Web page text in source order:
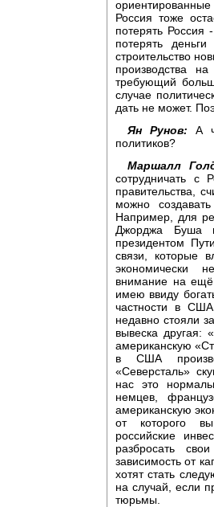
Россия тоже
потерять Россия
потерять
строительство
производства
требующий
случае
дать не может.
Ян Рунов: А
политиков?
Маршалл
сотрудничать с
правительства,
можно
Например, для
Джорджа Буша
президентом
связи, которые
экономически
внимание на ещё
имею ввиду
частности в
недавно стояли
вывеска другая:
американскую
в США
«Северсталь»
нас это
немцев,
американскую
от которого
российские
разбросать
зависимость от
хотят стать
на случай, если
тюрьмы.